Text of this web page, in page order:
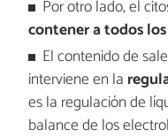
Por otro lado, el
contener a todos
El contenido de
interviene en la
es la regulación de
balance de los